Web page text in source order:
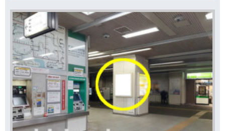
■ 北戸田駅で広告をお探しのお客様へ
北戸田駅で使える広告資料をご用意します。駅看板.comス
タッフへ「北戸田駅の広告を検討している」とお伝えくだ
されば、専属担当営業より北戸田駅の広告資料をメールで
お送りいたします。資料請求や広告のご相談は無料ですの
でお気軽にお声かけください。